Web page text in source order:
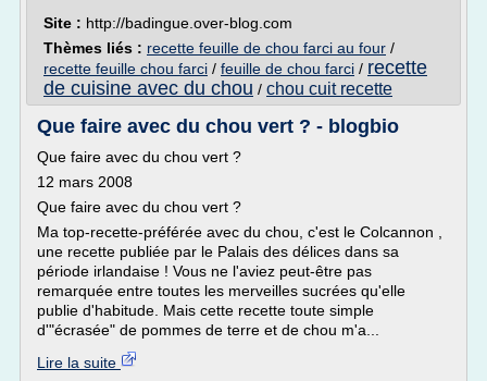
Site : http://badingue.over-blog.com
Thèmes liés : recette feuille de chou farci au four /
recette feuille chou farci / feuille de chou farci / recette
de cuisine avec du chou / chou cuit recette
Que faire avec du chou vert ? - blogbio
Que faire avec du chou vert ?
12 mars 2008
Que faire avec du chou vert ?
Ma top-recette-préférée avec du chou, c'est le Colcannon ,
une recette publiée par le Palais des délices dans sa
période irlandaise ! Vous ne l'aviez peut-être pas
remarquée entre toutes les merveilles sucrées qu'elle
publie d'habitude. Mais cette recette toute simple
d'"écrasée" de pommes de terre et de chou m'a...
Lire la suite